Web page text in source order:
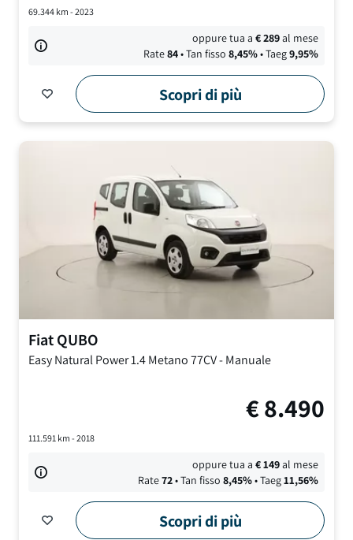
69.344km - 2023
oppure tua a€289al mese
Rate84• Tan fisso 8,45%• Taeg9,95%
Scopri di più
FiatQUBO
Easy Natural Power1.4 Metano 77CV-Manuale
€8.490
111.591 km - 2018
oppure tua a€149al mese
Rate72• Tan fisso 8,45%• Taeg11,56%
Scopri di più